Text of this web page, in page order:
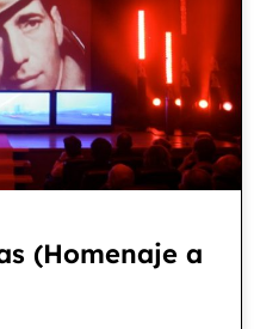
(Homenaje a